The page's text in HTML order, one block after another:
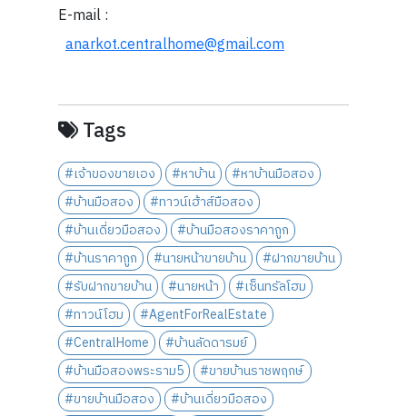
E-mail :
anarkot.centralhome@gmail.com
Tags
#เจ้าของขายเอง #หาบ้าน
#หาบ้านมือสอง
#บ้านมือสอง
#ทาวน์เฮ้าส์มือสอง
#บ้านเดี่ยวมือสอง
#บ้านมือสองราคาถูก
#บ้านราคาถูก
#นายหน้าขายบ้าน
#ฝากขายบ้าน
#รับฝากขายบ้าน
#นายหน้า
#เซ็นทรัลโฮม
#ทาวน์โฮม
#AgentForRealEstate
#CentralHome
#บ้านลัดดารมย์
#บ้านมือสองพระราม5
#ขายบ้านราชพฤกษ์
#ขายบ้านมือสอง
#บ้านเดี่ยวมือสอง